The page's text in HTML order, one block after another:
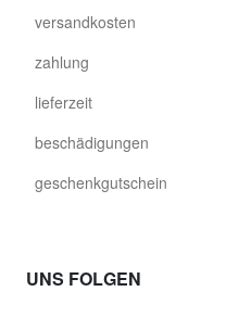
versandkosten
zahlung
lieferzeit
beschädigungen
geschenkgutschein
UNS FOLGEN